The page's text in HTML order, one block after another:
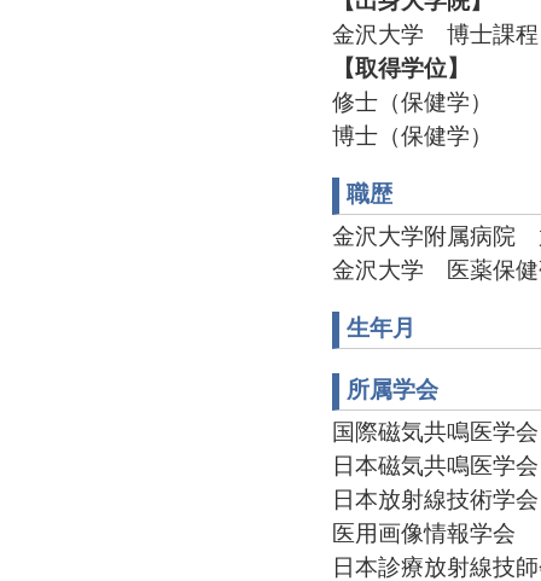
金沢大学 博士課
【取得学位】
修士（保健学）
博士（保健学）
職歴
金沢大学附属病院
金沢大学 医薬保
生年月
所属学会
国際磁気共鳴医学
日本磁気共鳴医学
日本放射線技術学
医用画像情報学会
日本診療放射線技